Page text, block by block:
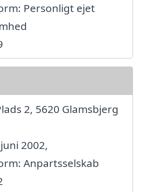
Personligt ejet
2, 5620 Glamsbjerg
2002,
Anpartsselskab